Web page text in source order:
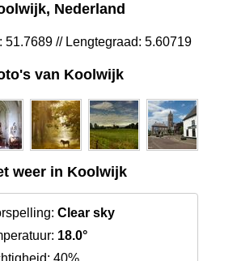
Nederland
51.7689 // Lengtegraad: 5.60719
van Koolwijk
weer in Koolwijk
Clear sky
18.0°